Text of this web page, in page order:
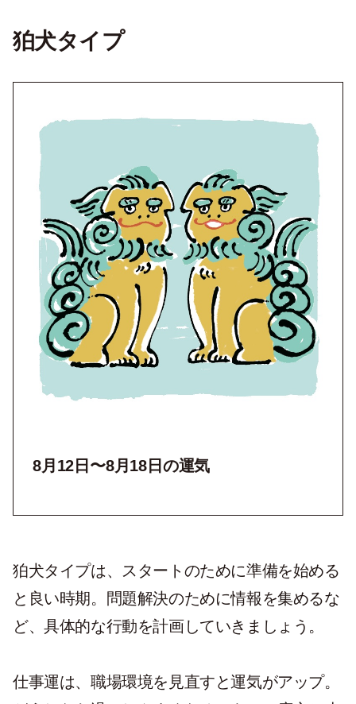
狛犬タイプ
8月12日〜8月18日の運気
狛犬タイプは、スタートのために準備を始める
と良い時期。問題解決のために情報を集めるな
ど、具体的な行動を計画していきましょう。
仕事運は、職場環境を見直すと運気がアップ。